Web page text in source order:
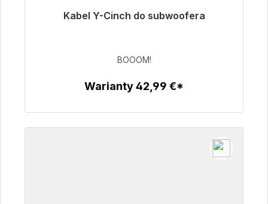
Kabel Y-Cinch do subwoofera
Gotowy do natychmiastowej wysyłki, czas
53,49 €
BOOOM!
Warianty 42,99 €*